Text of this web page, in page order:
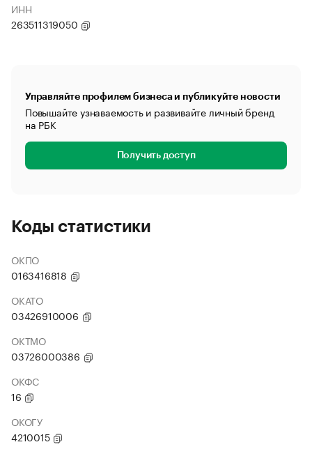
ИНН
263511319050
Управляйте профилем бизнеса и публикуйте новости
Повышайте узнаваемость и развивайте личный бренд
на РБК
Получить доступ
Коды статистики
ОКПО
0163416818
ОКАТО
03426910006
ОКТМО
03726000386
ОКФС
16
ОКОГУ
4210015